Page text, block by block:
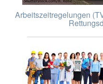
Arbeitszeitregelungen